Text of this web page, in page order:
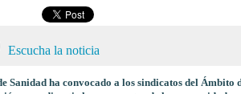
Escucha la noticia
Sanidad ha convocado a los sindicatos del Ámbito